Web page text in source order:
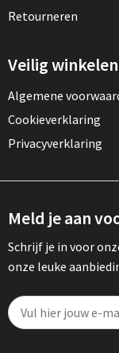
Retourneren
Veilig winkelen
Algemene
Cookieverklaring
Privacyverklaring
Meld je aan
Schrijf je in voor
onze leuke